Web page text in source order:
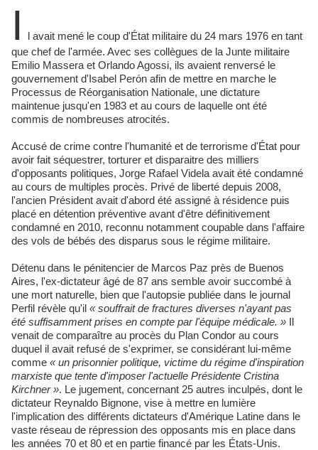
I
l avait mené le coup d'État militaire du 24 mars 1976 en tant
que chef de l'armée. Avec ses collègues de la Junte militaire
Emilio Massera et Orlando Agossi, ils avaient renversé le
gouvernement d'Isabel Perón afin de mettre en marche le
Processus de Réorganisation Nationale, une dictature
maintenue jusqu'en 1983 et au cours de laquelle ont été
commis de nombreuses atrocités.
Accusé de crime contre l'humanité et de terrorisme d'État pour
avoir fait séquestrer, torturer et disparaitre des milliers
d'opposants politiques, Jorge Rafael Videla avait été condamné
au cours de multiples procès. Privé de liberté depuis 2008,
l'ancien Président avait d'abord été assigné à résidence puis
placé en détention préventive avant d'être définitivement
condamné en 2010, reconnu notamment coupable dans l'affaire
des vols de bébés des disparus sous le régime militaire.
Détenu dans le pénitencier de Marcos Paz près de Buenos
Aires, l'ex-dictateur âgé de 87 ans semble avoir succombé à
une mort naturelle, bien que l'autopsie publiée dans le journal
Perfil révèle qu'il « souffrait de fractures diverses n'ayant pas
été suffisamment prises en compte par l'équipe médicale. » Il
venait de comparaître au procès du Plan Condor au cours
duquel il avait refusé de s'exprimer, se considérant lui-même
comme « un prisonnier politique, victime du régime d'inspiration
marxiste que tente d'imposer l'actuelle Présidente Cristina
Kirchner ». Le jugement, concernant 25 autres inculpés, dont le
dictateur Reynaldo Bignone, vise à mettre en lumière
l'implication des différents dictateurs d'Amérique Latine dans le
vaste réseau de répression des opposants mis en place dans
les années 70 et 80 et en partie financé par les États-Unis.